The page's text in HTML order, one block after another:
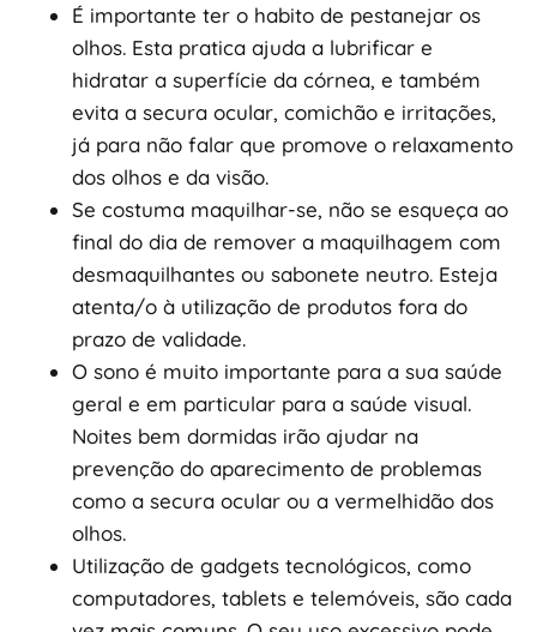
É importante ter o habito de pestanejar os
olhos. Esta pratica ajuda a lubrificar e
hidratar a superfície da córnea, e também
evita a secura ocular, comichão e irritações,
já para não falar que promove o relaxamento
dos olhos e da visão.
Se costuma maquilhar-se, não se esqueça ao
final do dia de remover a maquilhagem com
desmaquilhantes ou sabonete neutro. Esteja
atenta/o à utilização de produtos fora do
prazo de validade.
O sono é muito importante para a sua saúde
geral e em particular para a saúde visual.
Noites bem dormidas irão ajudar na
prevenção do aparecimento de problemas
como a secura ocular ou a vermelhidão dos
olhos.
Utilização de gadgets tecnológicos, como
computadores, tablets e telemóveis, são cada